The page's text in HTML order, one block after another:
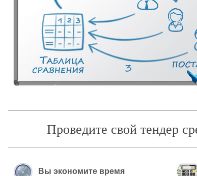
Проведите свой тендер
Вы экономите время